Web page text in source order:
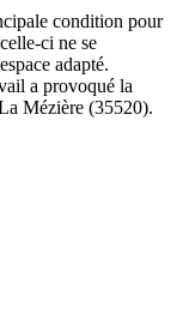
condition pour
ci ne se
adapté.
a provoqué la
Mézière (35520).